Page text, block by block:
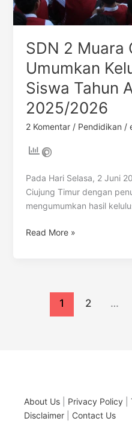
SDN 2 Muara
Umumkan
Siswa Tahun
2025/2026
2 Komentar / Pendidikan /
Pada Hari Selasa, 2 Juni
Ciujung Timur dengan
mengumumkan hasil
Ajaran
2025/2026
Read More »
1 2 …
About Us Privacy Policy
Disclaimer
Contact Us